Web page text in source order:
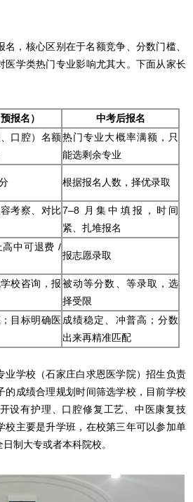
，核心区别在于名额竞争、分数门槛、
医学类热门专业影响尤其大。下面从家长
报名）
中考后报名
口腔）名额热门专业大概率满额，只
能选剩余专业
根据报名人数，择优录取
考察、对比7–8 月集中填报，时间
紧、扎堆报名
高中可退费 /
报志愿录取
校咨询，报被动等分数、等录取，选
择受限
目标明确医成绩稳定、冲普高；分数
出来再精准匹配
学校（石家庄白求恩医学院）招生负责
的成绩合理规划时间筛选学校，目前学校
设有护理、口腔修复工艺、中医康复技
校主要是升学班，在校第三年可以参加单
制大专或者本科院校。